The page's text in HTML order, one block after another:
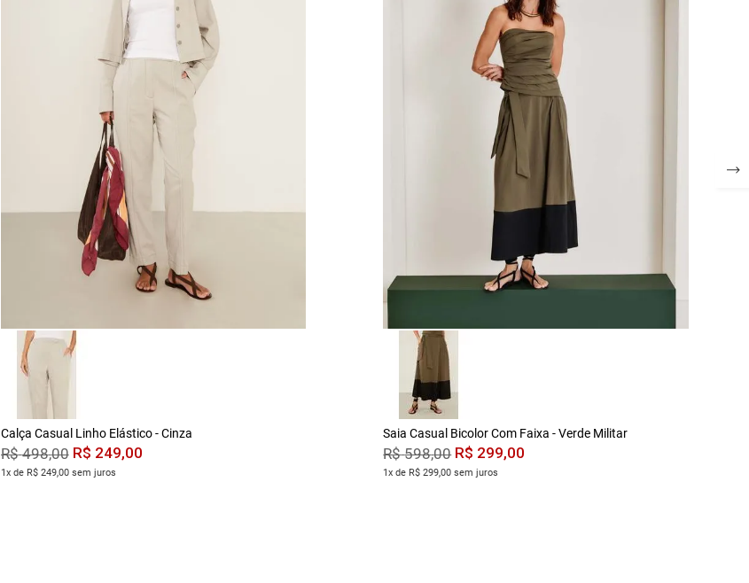
Calça Casual Linho Elástico - Cinza
R$ 498,00 R$ 249,00
1x de R$ 249,00 sem juros
Saia Casual Bicolor Com Faixa - Verde Militar
R$ 598,00 R$ 299,00
1x de R$ 299,00 sem juros